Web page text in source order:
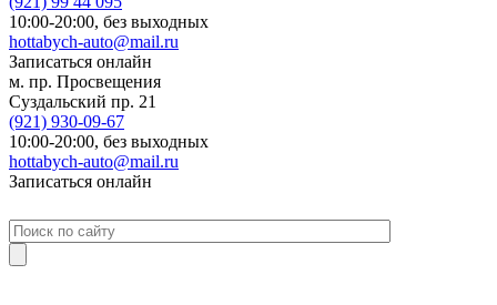
10:00-20:00, без выходных
hottabych-auto@mail.ru
Записаться онлайн
м. пр. Просвещения
Суздальский пр. 21
(921) 930-09-67
10:00-20:00, без выходных
hottabych-auto@mail.ru
Записаться онлайн